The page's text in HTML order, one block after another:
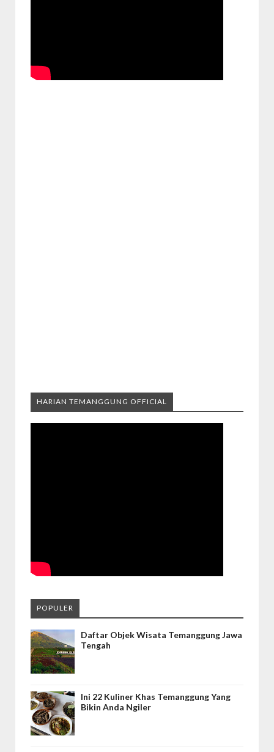
HARIAN TEMANGGUNG OFFICIAL
POPULER
Daftar Objek Wisata Temanggung Jawa
Tengah
Ini 22 Kuliner Khas Temanggung Yang
Bikin Anda Ngiler